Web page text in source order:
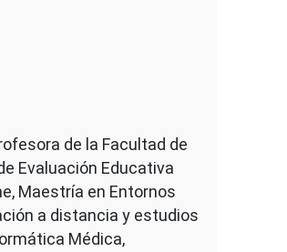
de la Facultad de
Evaluación Educativa
Maestría en Entornos
a distancia y estudios
Médica,